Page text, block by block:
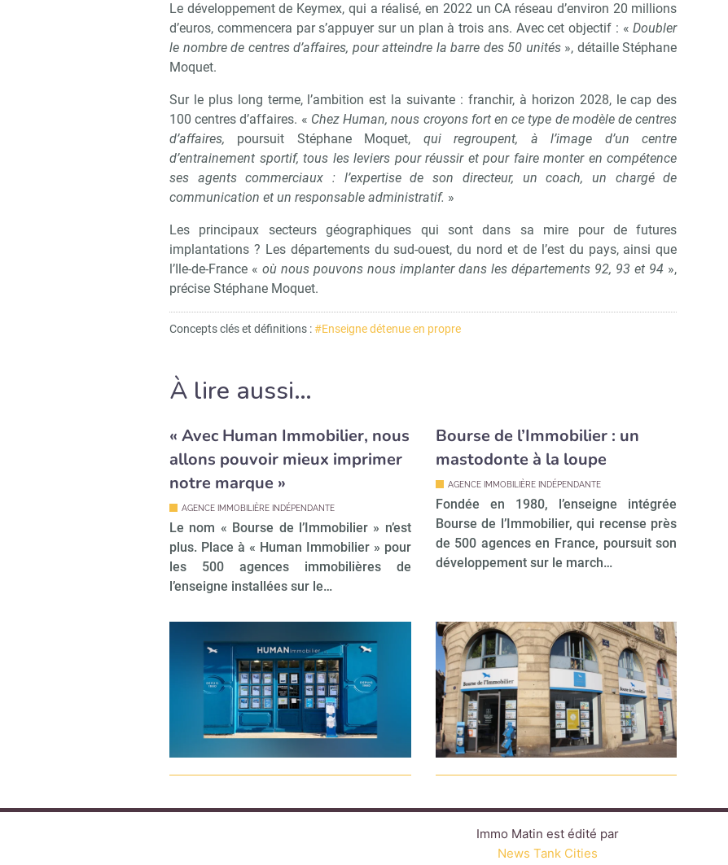
Le développement de Keymex, qui a réalisé, en 2022 un CA réseau d’environ 20 millions
d’euros, commencera par s’appuyer sur un plan à trois ans. Avec cet objectif : «Doubler
le nombre de centres d’affaires, pour atteindre la barre des 50 unités», détaille Stéphane
Moquet.
Sur le plus long terme, l’ambition est la suivante : franchir, à horizon 2028, le cap des
100 centres d’affaires. « Chez Human, nous croyons fort en ce type de modèle de centres
d’affaires, poursuit Stéphane Moquet, qui regroupent, à l’image d’un centre
d’entrainement sportif, tous les leviers pour réussir et pour faire monter en compétence
ses agents commerciaux : l’expertise de son directeur, un coach, un chargé de
communication et un responsable administratif. »
Les principaux secteurs géographiques qui sont dans sa mire pour de futures
implantations ? Les départements du sud-ouest, du nord et de l’est du pays, ainsi que
l’Ile-de-France «où nous pouvons nous implanter dans les départements 92, 93 et 94 »,
précise Stéphane Moquet.
Concepts clés et définitions :#Enseigne détenue en propre
À lire aussi…
« Avec Human Immobilier, nous
allons pouvoir mieux imprimer
notre marque »
AGENCE IMMOBILIÈRE INDÉPENDANTE
Le nom « Bourse de l’Immobilier » n’est
plus. Place à « Human Immobilier » pour
les 500 agences immobilières de
l’enseigne installées sur le…
Bourse de l’Immobilier : un
mastodonte à la loupe
AGENCE IMMOBILIÈRE INDÉPENDANTE
Fondée en 1980, l’enseigne intégrée
Bourse de l’Immobilier, qui recense près
de 500 agences en France, poursuit son
développement sur le march…
Immo Matin est édité par
News Tank Cities